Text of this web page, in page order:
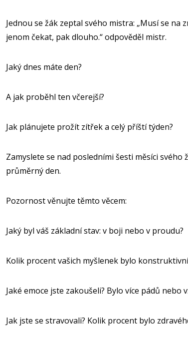
Jednou se žák zeptal svého mistra: „Musí se na
jenom čekat, pak dlouho.“ odpověděl mistr.
Jaký dnes máte den?
A jak proběhl ten včerejší?
Jak plánujete prožít zítřek a celý příští týden?
Zamyslete se nad posledními šesti měsíci
průměrný den.
Pozornost věnujte těmto věcem:
Jaký byl váš základní stav: v boji nebo v proudu?
Kolik procent vašich myšlenek bylo
Jaké emoce jste zakoušeli? Bylo více pádů nebo
Jak jste se stravovali? Kolik procent bylo